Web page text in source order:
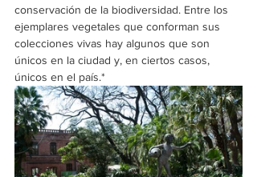
conservación de la biodiversidad. Entre los
ejemplares vegetales que conforman sus
colecciones vivas hay algunos que son
únicos en la ciudad y, en ciertos casos,
únicos en el país.*